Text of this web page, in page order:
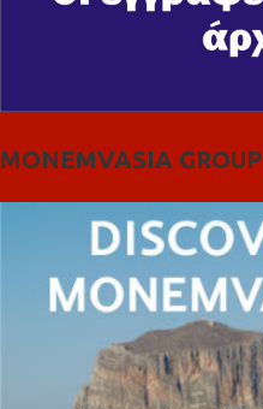
MONEMVASIA GROUP